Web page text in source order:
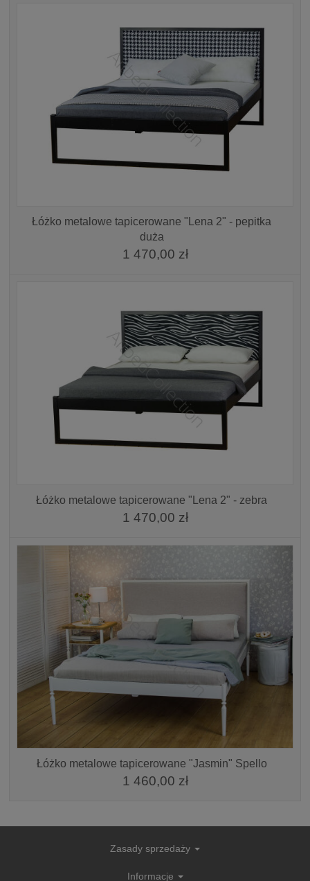
Łóżko metalowe tapicerowane "Lena 2" - pepitka
duża
1 470,00 zł
Łóżko metalowe tapicerowane "Lena 2" - zebra
1 470,00 zł
Łóżko metalowe tapicerowane "Jasmin" Spello
1 460,00 zł
Zasady sprzedaży
Informacje